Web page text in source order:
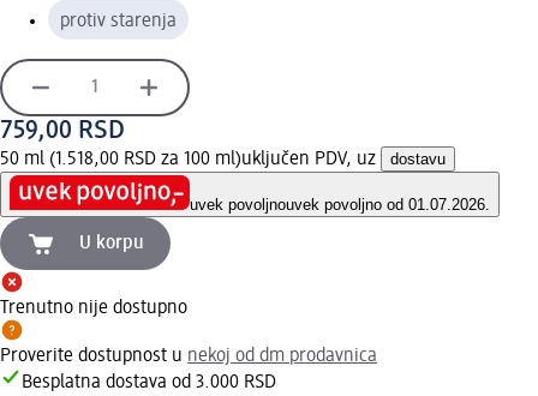
protiv starenja
759,00 RSD
50 ml (1.518,00 RSD za 100 ml)uključen PDV, uz dostavu
uvek povoljnouvek povoljno od 01.07.2026.
U korpu
Trenutno nije dostupno
Proverite dostupnost u nekoj od dm prodavnica
Besplatna dostava od 3.000 RSD